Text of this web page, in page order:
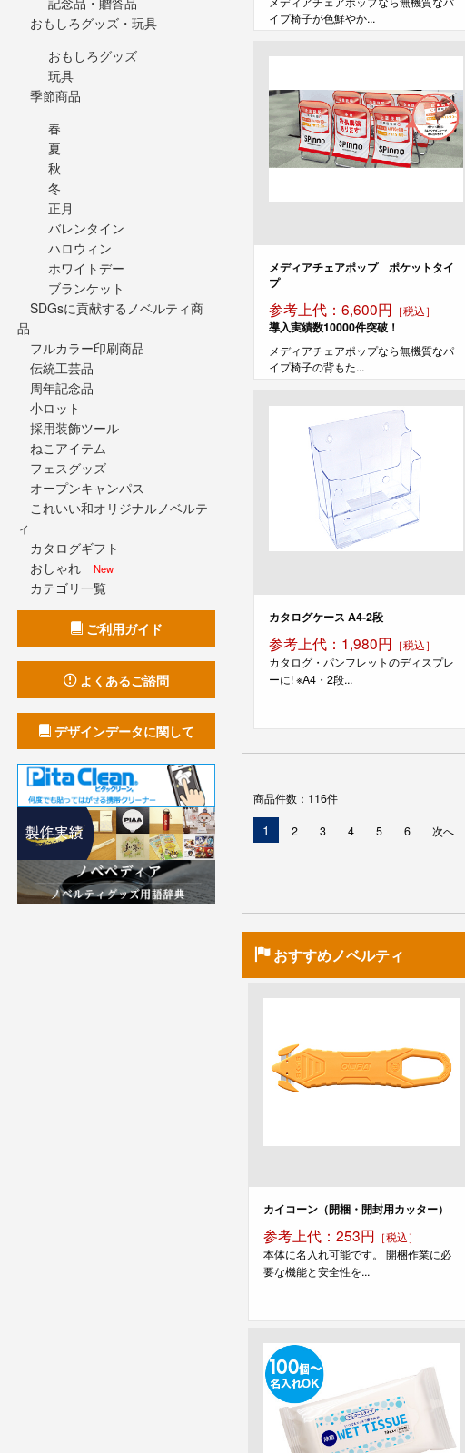
イプ椅子が色鮮やか...
メディアチェアポップ ポケットタイ
プ
参考上代：6,600円 ［税込］
導入実績数10000件突破！
メディアチェアポップなら無機質なパ
イプ椅子の背もた...
カタログケース A4-2段
参考上代：1,980円 ［税込］
カタログ・パンフレットのディスプレ
ーに! ※A4・2段...
商品件数：116件
現
ー
ジ
1 2 3 4 5 6 次へ
おすすめノベルティ
カイコーン（開梱・開封用カッター）
参考上代：253円 ［税込］
本体に名入れ可能です。 開梱作業に必
要な機能と安全性を...
おもしろグッズ・玩具
おもしろグッズ
玩具
季節商品
春
夏
秋
冬
正月
バレンタイン
ハロウィン
ホワイトデー
ブランケット
SDGsに貢献するノベルティ商
品
フルカラー印刷商品
伝統工芸品
周年記念品
小ロット
採用装飾ツール
ねこアイテム
フェスグッズ
オープンキャンパス
これいい和オリジナルノベルテ
ィ
カタログギフト
おしゃれ
New
カテゴリ一覧
ご利用ガイド
よくあるご諮問
デザインデータに関して